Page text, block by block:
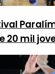
20 mil